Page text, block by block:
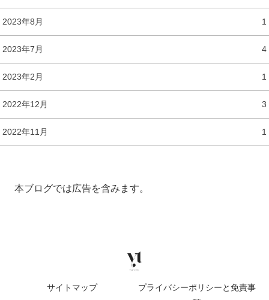
2023年8月 1
2023年7月 4
2023年2月 1
2022年12月 3
2022年11月 1
本ブログでは広告を含みます。
サイトマップ
プライバシーポリシーと免責事